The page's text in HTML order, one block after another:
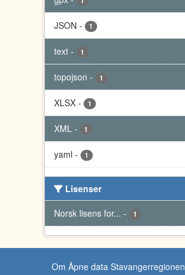
JSON - 1
text - 1
topojson - 1
XLSX - 1
XML - 1
yaml - 1
Lisenser
Norsk lisens for... - 1
Om Åpne data Stavangerregionen